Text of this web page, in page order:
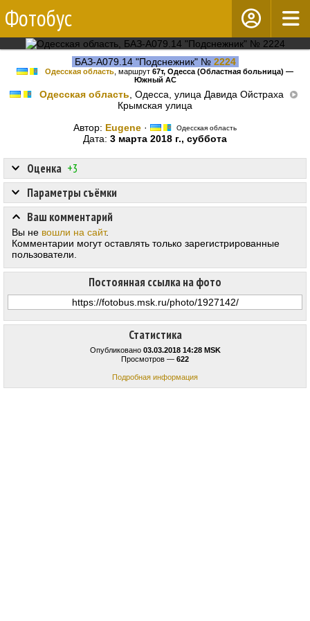
Фотобус
БАЗ-А079.14 "Подснежник" № 2224
Одесская область , маршрут 67т, Одесса (Областная больница) —
Южный АС
Одесская область , Одесса, улица Давида Ойстраха
Крымская улица
Автор: Eugene · Одесская область
Дата: 3 марта 2018 г., суббота
Статистика
Опубликовано 03.03.2018 14:28 MSK
Просмотров — 622
Подробная информация
Оценка +3
Постоянная ссылка на фото
Параметры съёмки
Ваш комментарий
Вы не вошли на сайт.
Комментарии могут оставлять только зарегистрированные
пользователи.